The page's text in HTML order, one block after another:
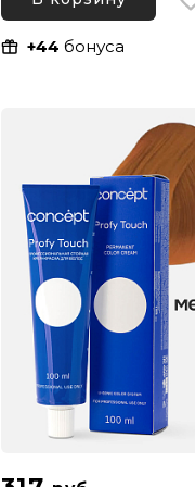
+44 бонуса